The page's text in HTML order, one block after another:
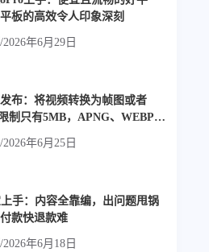
板的高效令人印象深刻
/2026年6月29日
布：将视频转换为帧图或者
制只有5MB，APNG、WEBP动
/2026年6月25日
手：内容全靠编，出问题甩锅
款快退款难
/2026年6月18日